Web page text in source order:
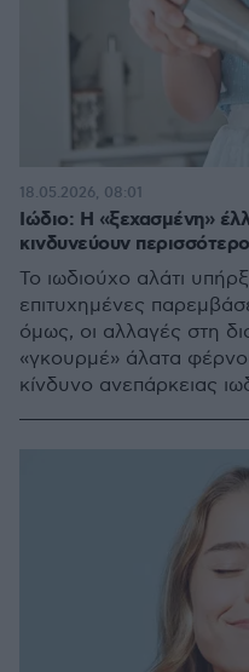
Ιώδιο: Η «ξεχασμένη»
κινδυνεύουν περισσότερο
Το ιωδιούχο αλάτι
επιτυχημένες
όμως, οι αλλαγές στη
«γκουρμέ» άλατα
κίνδυνο ανεπάρκειας
18.05.2026, 08:01